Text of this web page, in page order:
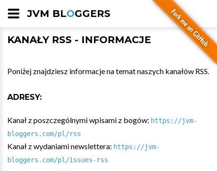
JVM BLOGGERS
KANAŁY RSS - INFORMACJE
Poniżej znajdziesz informacje na temat naszych kanałów RSS.
ADRESY:
Kanał z poszczególnymi wpisami z bogów: https://jvm-
bloggers.com/pl/rss
Kanał z wydaniami newslettera: https://jvm-
bloggers.com/pl/issues-rss